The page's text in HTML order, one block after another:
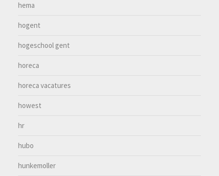
hema
hogent
hogeschool gent
horeca
horeca vacatures
howest
hr
hubo
hunkemoller